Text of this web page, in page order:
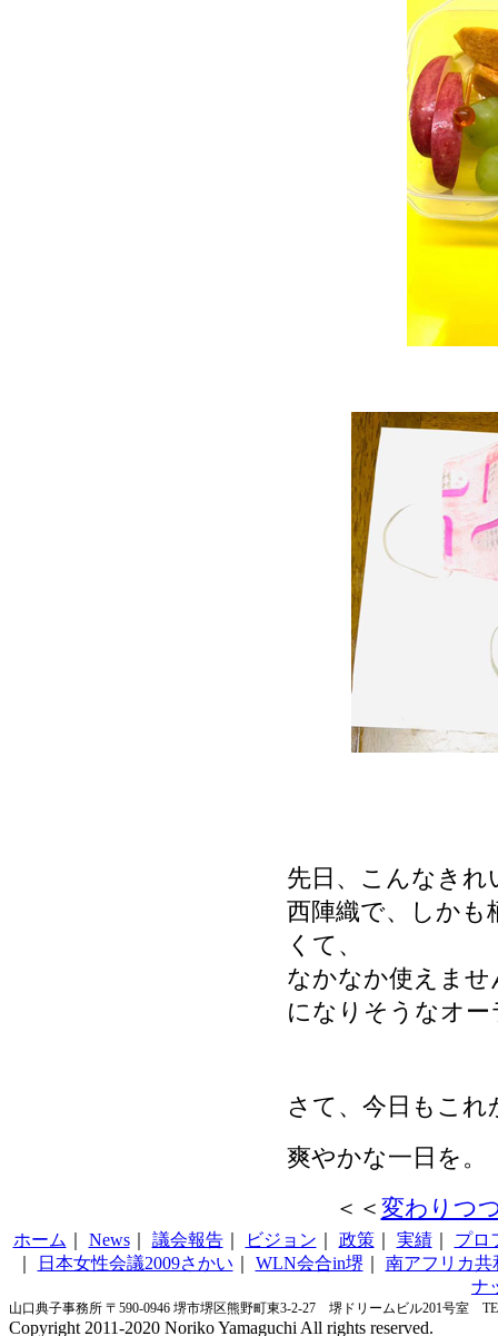
先日、こんなき
西陣織で、しか
くて、
なかなか使えま
になりそうなオー
さて、今日もこ
爽やかな一日を。
＜＜ 変わりつ
ホーム News｜ 議会報告｜ ビジョン 政策｜ 実績｜ プロ
日本女性会議2009さかい WLN会合in堺
南アフリカ共
ナ
山口典子事務所 〒590-0946 堺市堺区熊野町東3-2-27 堺ドリームビル201号室
Copyright 2011-2020 Noriko Yamaguchi All rights reserved.